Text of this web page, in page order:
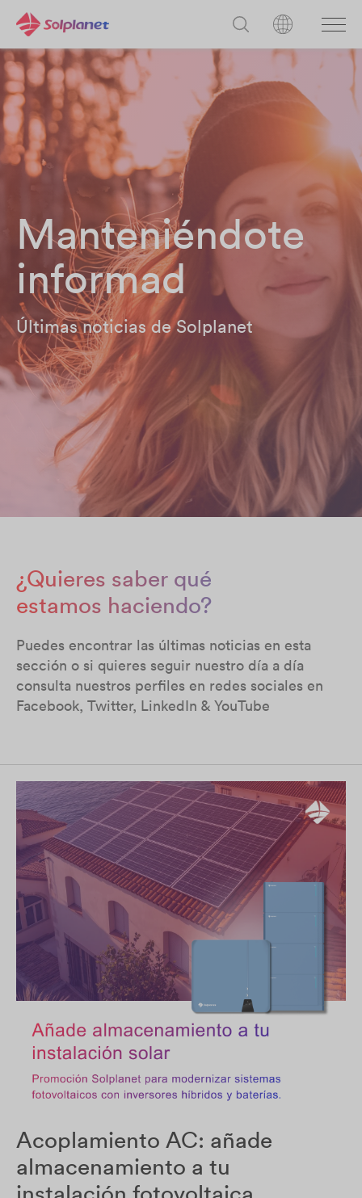
Manteniéndote
informad
Últimas noticias de Solplanet
¿Quieres saber qué
estamos haciendo?
Puedes encontrar las últimas noticias en esta
sección o si quieres seguir nuestro día a día
consulta nuestros perfiles en redes sociales en
Facebook, Twitter, LinkedIn & YouTube
Acoplamiento AC: añade
almacenamiento a tu